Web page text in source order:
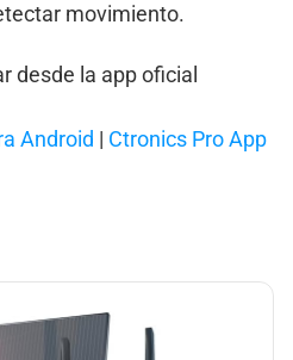
movimiento.
desde la app oficial
Android | Ctronics Pro App